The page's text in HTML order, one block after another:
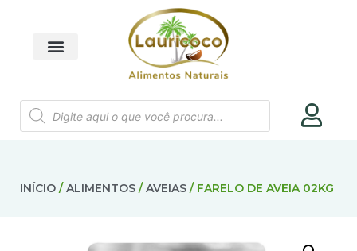
INÍCIO /ALIMENTOS /AVEIAS / FARELO DE AVEIA 02KG